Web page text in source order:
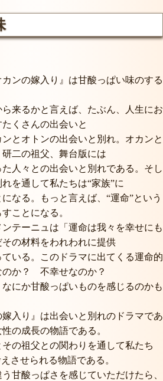
ンの嫁入り』は甘酸っぱい味のする
来るかと言えば、たぶん、人生にお
くさんの出会いと
とオトンの出会いと別れ。オカンと
二の祖父、舞台版には
人々との出会いと別れである。そし
を通して私たちは“家族”に
なる。もっと言えば、“運命”という
ことになる。
テーニュは「運命は我々を幸せにも
の材料をわれわれに提供
いる。このドラマに出てくる運命的
のか？ 不幸せなのか？
にか甘酸っぱいものを感じるのかも
入り』は出会いと別れのドラマであ
の成長の物語である。
の祖父との関わりを通して私たち
させられる物語である。
甘酸っぱさを感じていただけたら、